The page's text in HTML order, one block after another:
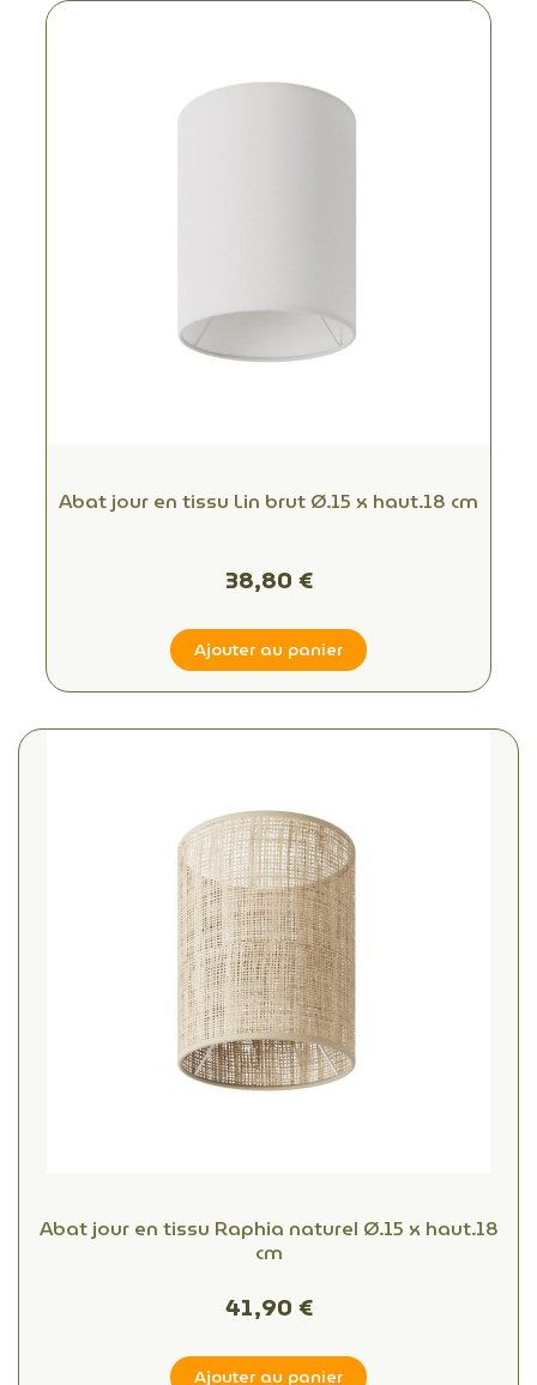
Abat jour en tissu Lin brut Ø.15 x haut.18 cm
38,80 €
Ajouter au panier
Abat jour en tissu Raphia naturel Ø.15 x haut.18
cm
41,90 €
Ajouter au panier